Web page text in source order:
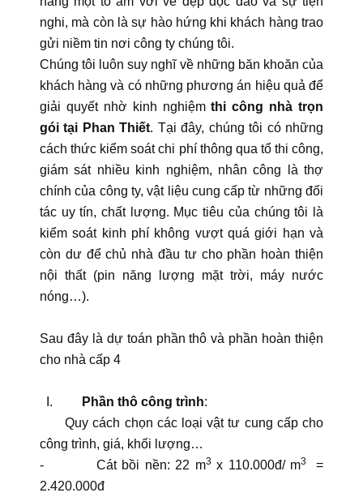
nghi, mà còn là sự hào hứng khi khách hàng trao
gửi niềm tin nơi công ty chúng tôi.
Chúng tôi luôn suy nghĩ về những băn khoăn của
khách hàng và có những phương án hiệu quả để
giải quyết nhờ kinh nghiệmthi công nhà trọn
gói tại Phan Thiết. Tại đây, chúng tôi có những
cách thức kiểm soát chi phí thông qua tổ thi công,
giám sát nhiều kinh nghiệm, nhân công là thợ
chính của công ty, vật liệu cung cấp từ những đối
tác uy tín, chất lượng. Mục tiêu của chúng tôi là
kiểm soát kinh phí không vượt quá giới hạn và
còn dư để chủ nhà đầu tư cho phần hoàn thiện
nội thất (pin năng lượng mặt trời, máy nước
nóng…).
Sau đây là dự toán phần thô và phần hoàn thiện
cho nhà cấp 4
I. Phần thô công trình:
Quy cách chọn các loại vật tư cung cấp cho
công trình, giá, khối lượng…
- Cát bồi nền: 22 m3 x 110.000đ/ m3
=
2.420.000đ